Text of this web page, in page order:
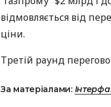
відмовляється від
ціни.
Третій раунд
За матеріалами: